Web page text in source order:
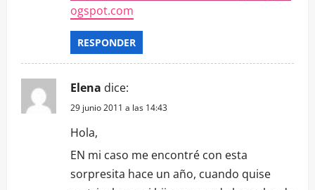
ogspot.com
RESPONDER
Elena dice:
29 junio 2011 a las 14:43
Hola,
EN mi caso me encontré con esta
sorpresita hace un año, cuando quise